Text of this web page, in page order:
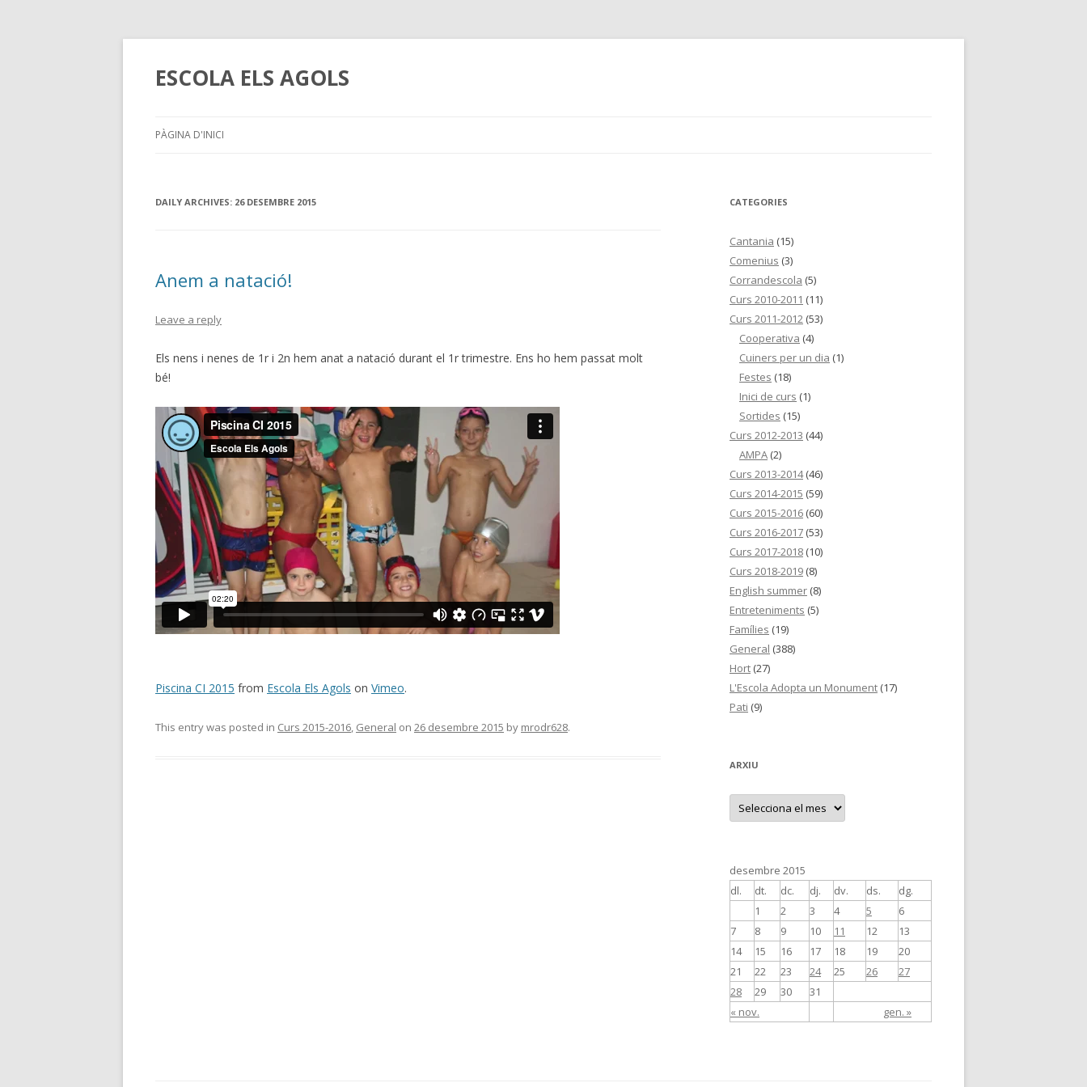
ESCOLA ELS AGOLS
PÀGINA D'INICI
DAILY ARCHIVES: 26 DESEMBRE 2015
Anem a natació!
Leave a reply
Els nens i nenes de 1r i 2n hem anat a natació durant el 1r trimestre. Ens ho hem passat molt
bé!
Piscina CI 2015 from Escola Els Agols on Vimeo.
This entry was posted in Curs 2015-2016, General on 26 desembre 2015 by mrodr628.
CATEGORIES
Cantania (15)
Comenius (3)
Corrandescola (5)
Curs 2010-2011 (11)
Curs 2011-2012 (53)
Cooperativa (4)
Cuiners per un dia (1)
Festes (18)
Inici de curs (1)
Sortides (15)
Curs 2012-2013 (44)
AMPA (2)
Curs 2013-2014(46)
Curs 2014-2015 (59)
Curs 2015-2016 (60)
Curs 2016-2017 (53)
Curs 2017-2018 (10)
Curs 2018-2019 (8)
English summer (8)
Entreteniments (5)
Famílies (19)
General (388)
Hort (27)
L'Escola Adopta un Monument (17)
Pati (9)
ARXIU
A
x
desembre 2015
dl.
dt. dc. dj. dv. ds. dg.
« nov. gen. »
1 2 3 4 5
6
7
8 9 10 11 12
13
14
15 16 17 18 19
20
21
22 23 24 25 26
27
28
29 30 31